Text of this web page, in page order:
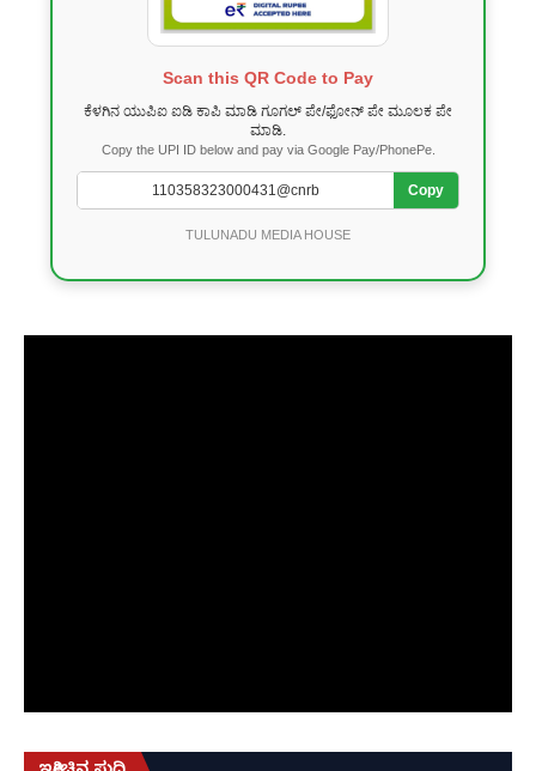
Scan this QR Code to Pay
ಕೆಳಗಿನ ಯುಪಿಐ ಐಡಿ ಕಾಪಿ ಮಾಡಿ ಗೂಗಲ್ ಪೇ/ಫೋನ್ ಪೇ ಮೂಲಕ ಪೇ
ಮಾಡಿ.
Copy the UPI ID below and pay via Google Pay/PhonePe.
Copy
TULUNADU MEDIA HOUSE